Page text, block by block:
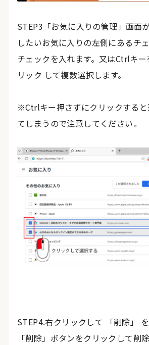
STEP3「お気に入りの管理」画面
したいお気に入りの左側にあるチ
チェックを入れます。又はCtrlキ
リック して複数選択します。
※Ctrlキー押さずにクリックする
てしまうので注意してください。
STEP4.右クリックして 「削除」
「削除」ボタンをクリックして削除